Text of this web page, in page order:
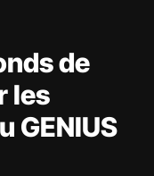
de
les
GENIUS